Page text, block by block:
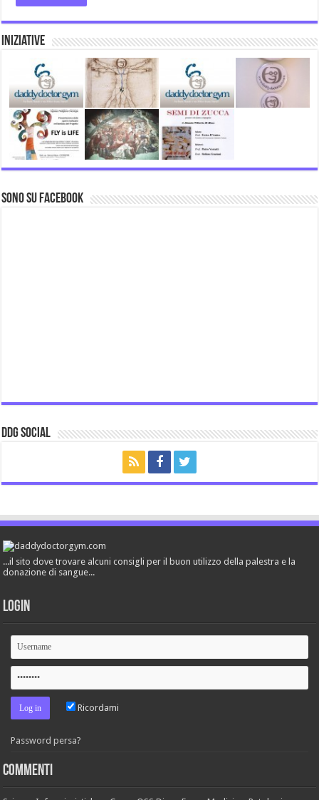
Iniziative
Sono su Facebook
ddg Social
...il sito dove trovare alcuni consigli per il buon utilizzo della palestra e la
donazione di sangue...
Login
Ricordami
Password persa?
Commenti